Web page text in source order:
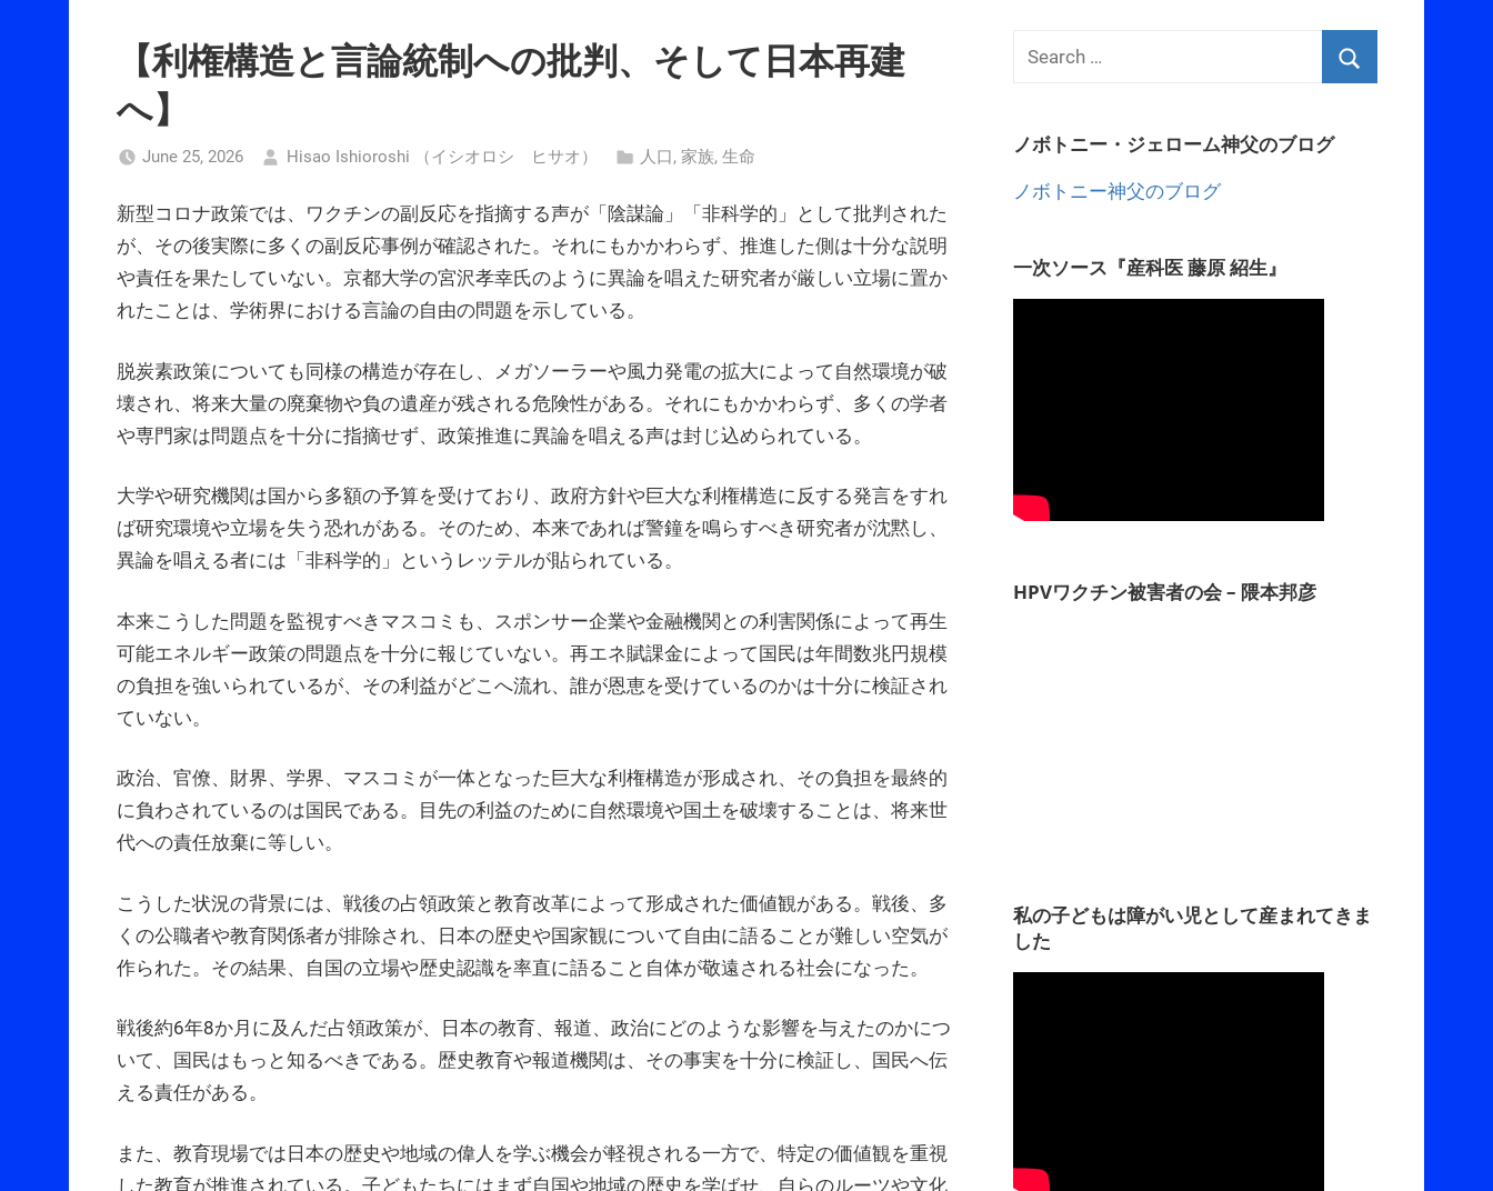
【利権構造と言論統制への批判、そして日本再建
へ】
June 25, 2026 Hisao Ishioroshi （イシオロシ ヒサオ） 人口, 家族, 生命
新型コロナ政策では、ワクチンの副反応を指摘する声が「陰謀論」「非科学的」として批判された
が、その後実際に多くの副反応事例が確認された。それにもかかわらず、推進した側は十分な説明
や責任を果たしていない。京都大学の宮沢孝幸氏のように異論を唱えた研究者が厳しい立場に置か
れたことは、学術界における言論の自由の問題を示している。
脱炭素政策についても同様の構造が存在し、メガソーラーや風力発電の拡大によって自然環境が破
壊され、将来大量の廃棄物や負の遺産が残される危険性がある。それにもかかわらず、多くの学者
や専門家は問題点を十分に指摘せず、政策推進に異論を唱える声は封じ込められている。
大学や研究機関は国から多額の予算を受けており、政府方針や巨大な利権構造に反する発言をすれ
ば研究環境や立場を失う恐れがある。そのため、本来であれば警鐘を鳴らすべき研究者が沈黙し、
異論を唱える者には「非科学的」というレッテルが貼られている。
本来こうした問題を監視すべきマスコミも、スポンサー企業や金融機関との利害関係によって再生
可能エネルギー政策の問題点を十分に報じていない。再エネ賦課金によって国民は年間数兆円規模
の負担を強いられているが、その利益がどこへ流れ、誰が恩恵を受けているのかは十分に検証され
ていない。
政治、官僚、財界、学界、マスコミが一体となった巨大な利権構造が形成され、その負担を最終的
に負わされているのは国民である。目先の利益のために自然環境や国土を破壊することは、将来世
代への責任放棄に等しい。
こうした状況の背景には、戦後の占領政策と教育改革によって形成された価値観がある。戦後、多
くの公職者や教育関係者が排除され、日本の歴史や国家観について自由に語ることが難しい空気が
作られた。その結果、自国の立場や歴史認識を率直に語ること自体が敬遠される社会になった。
戦後約6年8か月に及んだ占領政策が、日本の教育、報道、政治にどのような影響を与えたのかにつ
いて、国民はもっと知るべきである。歴史教育や報道機関は、その事実を十分に検証し、国民へ伝
える責任がある。
また、教育現場では日本の歴史や地域の偉人を学ぶ機会が軽視される一方で、特定の価値観を重視
した教育が推進されている。子どもたちにはまず自国や地域の歴史を学ばせ、自らのルーツや文化
ノボトニー・ジェローム神父のブログ
ノボトニー神父のブログ
一次ソース『産科医 藤原 紹生』
HPVワクチン被害者の会 – 隈本邦彦
私の子どもは障がい児として産まれてきま
した